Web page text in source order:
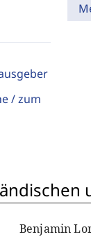
/ zum
Benjamin